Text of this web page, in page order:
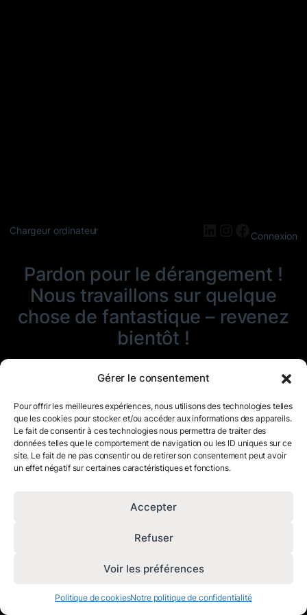
Gérer le consentement
Pour offrir les meilleures expériences, nous utilisons des technologies telles
que les cookies pour stocker et/ou accéder aux informations des appareils.
Le fait de consentir à ces technologies nous permettra de traiter des
données telles que le comportement de navigation ou les ID uniques sur ce
site. Le fait de ne pas consentir ou de retirer son consentement peut avoir
un effet négatif sur certaines caractéristiques et fonctions.
Accepter
Refuser
Voir les préférences
Politique de cookiesNotre politique de confidentialité
Chargeur ordinateur LinkedIn
Instagram
Connexion
Pardon pour le dérangement !
Nous travaillons sur quelque
chose de fantastique – revenez
bientôt !